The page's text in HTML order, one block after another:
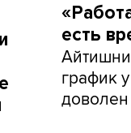
есть
график
доволен